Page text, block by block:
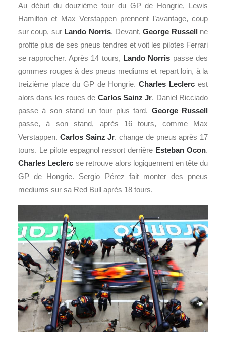
Au début du douzième tour du GP de Hongrie, Lewis
Hamilton et Max Verstappen prennent l’avantage, coup
sur coup, sur Lando Norris. Devant,George Russell ne
profite plus de ses pneus tendres et voit les pilotes Ferrari
se rapprocher. Après 14 tours, Lando Norris passe des
gommes rouges à des pneus mediums et repart loin, à la
treizième place du GP de Hongrie.Charles Leclerc est
alors dans les roues de Carlos Sainz Jr. Daniel Ricciado
passe à son stand un tour plus tard. George Russell
passe, à son stand, après 16 tours, comme Max
Verstappen. Carlos Sainz Jr. change de pneus après 17
tours. Le pilote espagnol ressort derrière Esteban Ocon.
Charles Leclerc se retrouve alors logiquement en tête du
GP de Hongrie. Sergio Pérez fait monter des pneus
mediums sur sa Red Bull après 18 tours.